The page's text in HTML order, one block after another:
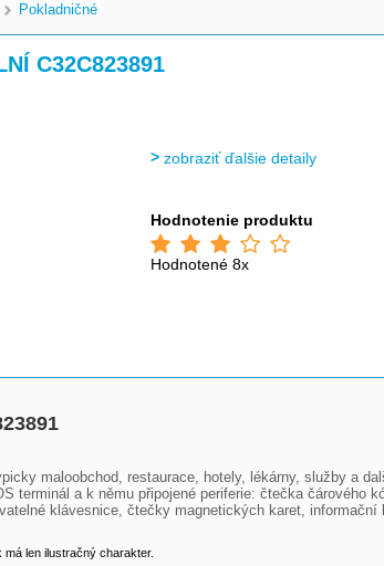
>
Pokladničné
C32C823891
zobraziť ďalšie detaily
Hodnotenie produktu
Hodnotené 8x
maloobchod, restaurace, hotely, lékárny, služby a
terminál a k němu připojené periferie: čtečka čárového
klávesnice, čtečky magnetických karet, informační
len ilustračný charakter.